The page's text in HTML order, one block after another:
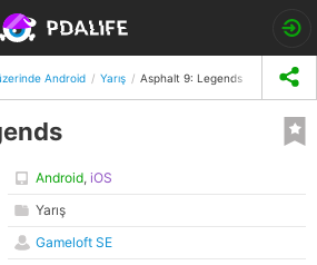
Android Yarış Asphalt 9: Legends
Android, iOS
Yarış
Gameloft SE